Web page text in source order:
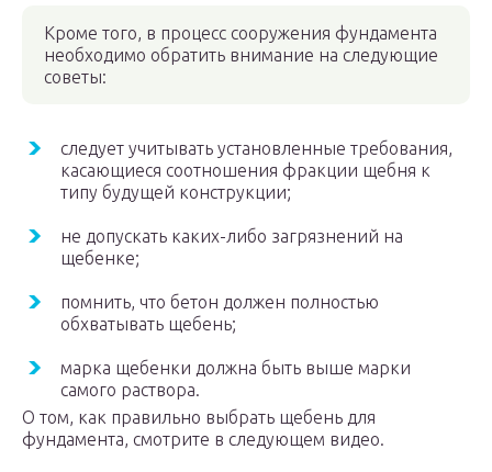
Кроме того, в процесс сооружения фундамента
необходимо обратить внимание на следующие
советы:
следует учитывать установленные требования,
касающиеся соотношения фракции щебня к
типу будущей конструкции;
не допускать каких-либо загрязнений на
щебенке;
помнить, что бетон должен полностью
обхватывать щебень;
марка щебенки должна быть выше марки
самого раствора.
О том, как правильно выбрать щебень для
фундамента, смотрите в следующем видео.